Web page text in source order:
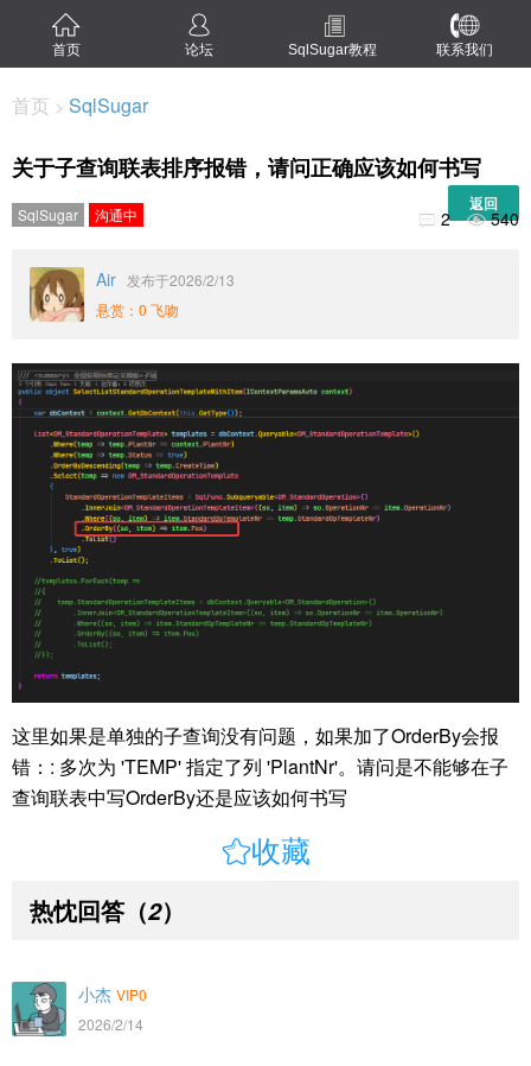
首页 论坛 SqlSugar教程 联系我们
首页 > SqlSugar
关于子查询联表排序报错，请问正确应该如何书写
返回
SqlSugar 沟通中  2 540
Air 发布于2026/2/13
悬赏：0 飞吻
这里如果是单独的子查询没有问题，如果加了OrderBy会报
错：: 多次为 'TEMP' 指定了列 'PlantNr'。请问是不能够在子
查询联表中写OrderBy还是应该如何书写
收藏
热忱回答 （2）
小杰 VIP0
2026/2/14